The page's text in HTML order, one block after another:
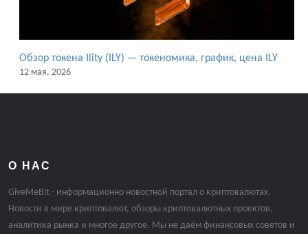
Обзор токена Ility (ILY) — токеномика, график, цена ILY
12 мая, 2026
О НАС
GiveMeBit - информационно новостной портал о криптовалютах.
Новости в мире криптовалют, обзоры криптовалютных проектов,
аналитика рынка и многое другое. Мы не даём финансовых советов и